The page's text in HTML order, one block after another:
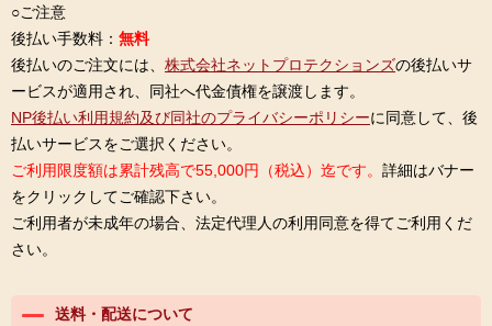
○ご注意
後払い手数料： 無料
後払いのご注文には、 株式会社ネットプロテクションズの後払いサ
ービスが適用され、同社へ代金債権を譲渡します。
NP後払い利用規約及び同社のプライバシーポリシーに同意して、後
払いサービスをご選択ください。
ご利用限度額は累計残高で55,000円（税込）迄です。 詳細はバナー
をクリックしてご確認下さい。
ご利用者が未成年の場合、法定代理人の利用同意を得てご利用くだ
さい。
送料・配送について